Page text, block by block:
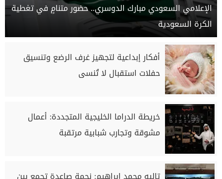
الإعلامي السعودي مبارك الدوسري.. حضور متنامٍ في تغطية
الكرة السعودية
أفكار إبداعية لتجهيز غرف الرضع وتنسيق
حفلات استقبال لا تُنسى
خريطة الدراما الخليجية المتجددة: أعمال
مشوقة وتجارب شبابية مرتقبة